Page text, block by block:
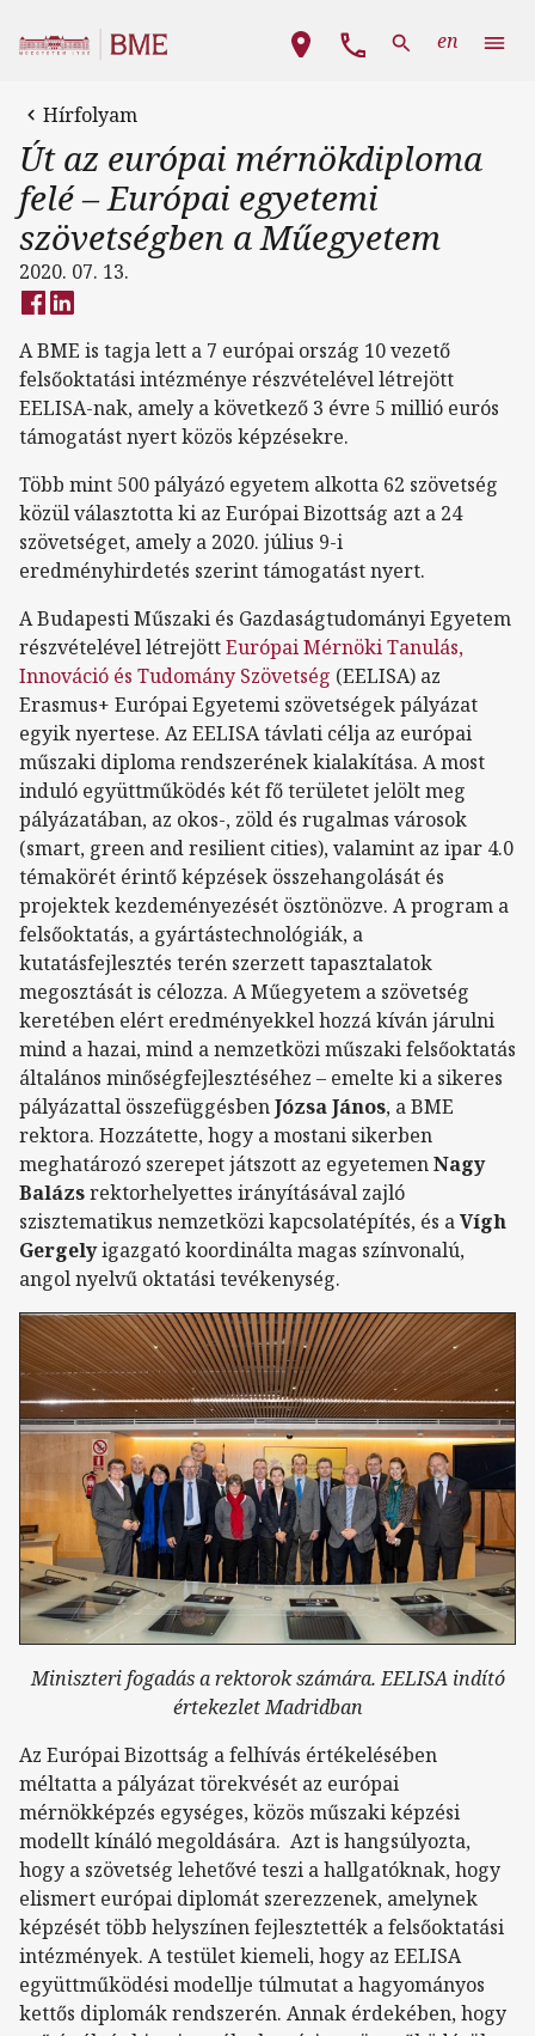
Fő navigáció
en
Hírfolyam
Út az európai mérnökdiploma
felé – Európai egyetemi
szövetségben a Műegyetem
2020. 07. 13.
A BME is tagja lett a 7 európai ország 10 vezető
felsőoktatási intézménye részvételével létrejött
EELISA-nak, amely a következő 3 évre 5 millió eurós
támogatást nyert közös képzésekre.
Több mint 500 pályázó egyetem alkotta 62 szövetség
közül választotta ki az Európai Bizottság azt a 24
szövetséget, amely a 2020. július 9-i
eredményhirdetés szerint támogatást nyert.
A Budapesti Műszaki és Gazdaságtudományi Egyetem
részvételével létrejöttEurópai Mérnöki Tanulás,
Innováció és Tudomány Szövetség (EELISA) az
Erasmus+ Európai Egyetemi szövetségek pályázat
egyik nyertese. Az EELISA távlati célja az európai
műszaki diploma rendszerének kialakítása. A most
induló együttműködés két fő területet jelölt meg
pályázatában, az okos-, zöld és rugalmas városok
(smart, green and resilient cities), valamint az ipar 4.0
témakörét érintő képzések összehangolását és
projektek kezdeményezését ösztönözve. A program a
felsőoktatás, a gyártástechnológiák, a
kutatásfejlesztés terén szerzett tapasztalatok
megosztását is célozza. A Műegyetem a szövetség
keretében elért eredményekkel hozzá kíván járulni
mind a hazai, mind a nemzetközi műszaki felsőoktatás
általános minőségfejlesztéséhez – emelte ki a sikeres
pályázattal összefüggésbenJózsa János, a BME
rektora. Hozzátette, hogy a mostani sikerben
meghatározó szerepet játszott az egyetemenNagy
Balázsrektorhelyettes irányításával zajló
szisztematikus nemzetközi kapcsolatépítés, és aVígh
Gergelyigazgató koordinálta magas színvonalú,
angol nyelvű oktatási tevékenység.
Miniszteri fogadás a rektorok számára. EELISA indító
értekezlet Madridban
Az Európai Bizottság a felhívás értékelésében
méltatta a pályázat törekvését az európai
mérnökképzés egységes, közös műszaki képzési
modellt kínáló megoldására. Azt is hangsúlyozta,
hogy a szövetség lehetővé teszi a hallgatóknak, hogy
elismert európai diplomát szerezzenek, amelynek
képzését több helyszínen fejlesztették a felsőoktatási
intézmények. A testület kiemeli, hogy az EELISA
együttműködési modellje túlmutat a hagyományos
kettős diplomák rendszerén. Annak érdekében, hogy